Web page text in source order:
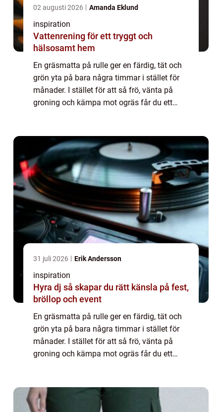
02 augusti 2026 Amanda Eklund
inspiration
Vattenrening för ett tryggt och
hälsosamt hem
En gräsmatta på rulle ger en färdig, tät och
grön yta på bara några timmar i stället för
månader. I stället för att så frö, vänta på
groning och kämpa mot ogräs får du ett
31 juli 2026 Erik Andersson
inspiration
Hyra dj så skapar du rätt känsla på fest,
bröllop och event
En gräsmatta på rulle ger en färdig, tät och
grön yta på bara några timmar i stället för
månader. I stället för att så frö, vänta på
groning och kämpa mot ogräs får du ett